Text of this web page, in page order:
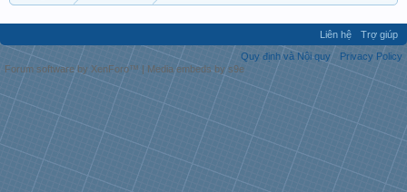
Liên hệ
Trợ giúp
Quy định và Nội quy
Privacy Policy
Forum software by XenForo™ | Media embeds by s9e